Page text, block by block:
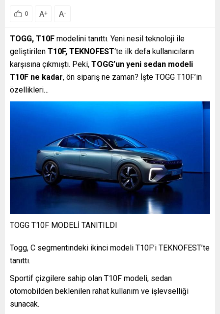
0 A+ A-
TOGG, T10F modelini tanıttı. Yeni nesil teknoloji ile
geliştirilen T10F, TEKNOFEST‘te ilk defa kullanıcıların
karşısına çıkmıştı. Peki, TOGG’un yeni sedan modeli
T10F ne kadar, ön sipariş ne zaman? İşte TOGG T10F’in
özellikleri…
TOGG T10F MODELİ TANITILDI
Togg, C segmentindeki ikinci modeli T10F’i TEKNOFEST’te
tanıttı.
Sportif çizgilere sahip olan T10F modeli, sedan
otomobilden beklenilen rahat kullanım ve işlevselliği
sunacak.